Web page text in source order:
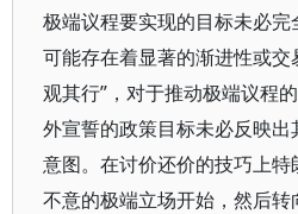
极端议程要实现的目标未必
可能存在着显著的渐进性或交
观其行”，对于推动极端议程
外宣誓的政策目标未必反映
意图。在讨价还价的技巧上特
不意的极端立场开始，然后转